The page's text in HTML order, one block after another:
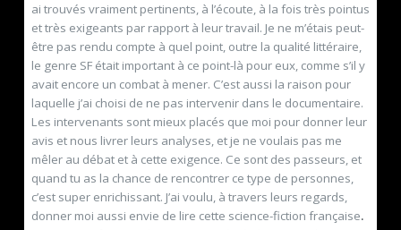
ai trouvés vraiment pertinents, à l’écoute, à la fois très pointus
et très exigeants par rapport à leur travail. Je ne m’étais peut-
être pas rendu compte à quel point, outre la qualité littéraire,
le genre SF était important à ce point-là pour eux, comme s’il y
avait encore un combat à mener. C’est aussi la raison pour
laquelle j’ai choisi de ne pas intervenir dans le documentaire.
Les intervenants sont mieux placés que moi pour donner leur
avis et nous livrer leurs analyses, et je ne voulais pas me
mêler au débat et à cette exigence. Ce sont des passeurs, et
quand tu as la chance de rencontrer ce type de personnes,
c’est super enrichissant. J’ai voulu, à travers leurs regards,
donner moi aussi envie de lire cette science-fiction française.